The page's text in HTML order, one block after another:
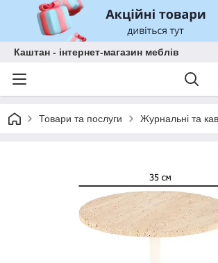
Каштан - інтернет-магазин меблів
Товари та послуги Журнальні та